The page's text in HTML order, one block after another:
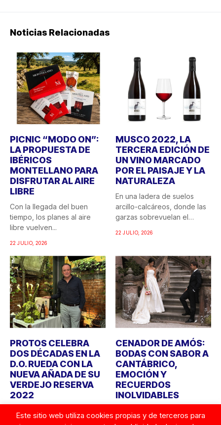
Noticias Relacionadas
PICNIC “MODO ON”:
LA PROPUESTA DE
IBÉRICOS
MONTELLANO PARA
DISFRUTAR AL AIRE
LIBRE
Con la llegada del buen
tiempo, los planes al aire
libre vuelven...
22 JULIO, 2026
MUSCO 2022, LA
TERCERA EDICIÓN DE
UN VINO MARCADO
POR EL PAISAJE Y LA
NATURALEZA
En una ladera de suelos
arcillo-calcáreos, donde las
garzas sobrevuelan el
22 JULIO, 2026
PROTOS CELEBRA
DOS DÉCADAS EN LA
D.O. RUEDA CON LA
NUEVA AÑADA DE SU
VERDEJO RESERVA
2022
este año el 20º aniversario
CENADOR DE AMÓS:
BODAS CON SABOR A
CANTÁBRICO,
EMOCIÓN Y
RECUERDOS
INOLVIDABLES
alguien imaginaba una boda,
Este sitio web utiliza cookies propias y de terceros para